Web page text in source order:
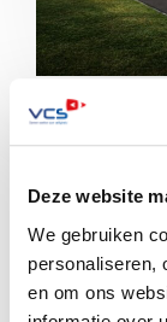
Deze website
We gebruiken
personaliseren,
en om ons
is een
Lees meer